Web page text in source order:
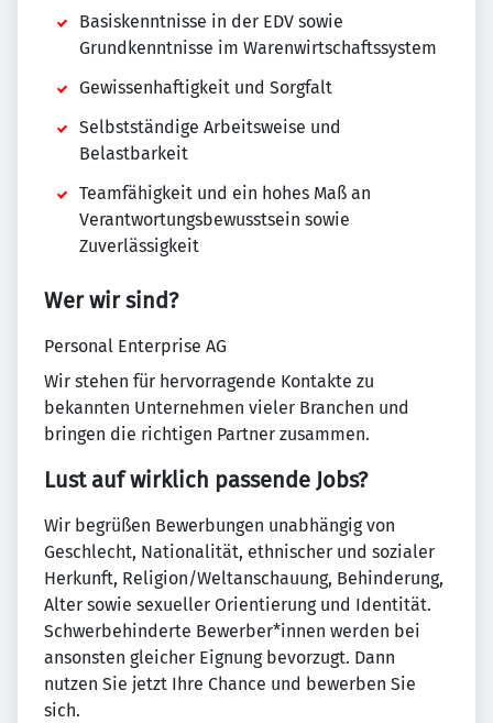
Basiskenntnisse in der EDV sowie
Grundkenntnisse im Warenwirtschaftssystem
Gewissenhaftigkeit und Sorgfalt
Selbstständige Arbeitsweise und
Belastbarkeit
Teamfähigkeit und ein hohes Maß an
Verantwortungsbewusstsein sowie
Zuverlässigkeit
Wer wir sind?
Personal Enterprise AG
Wir stehen für hervorragende Kontakte zu
bekannten Unternehmen vieler Branchen und
bringen die richtigen Partner zusammen.
Lust auf wirklich passende Jobs?
Wir begrüßen Bewerbungen unabhängig von
Geschlecht, Nationalität, ethnischer und sozialer
Herkunft, Religion/Weltanschauung, Behinderung,
Alter sowie sexueller Orientierung und Identität.
Schwerbehinderte Bewerber*innen werden bei
ansonsten gleicher Eignung bevorzugt. Dann
nutzen Sie jetzt Ihre Chance und bewerben Sie
sich.